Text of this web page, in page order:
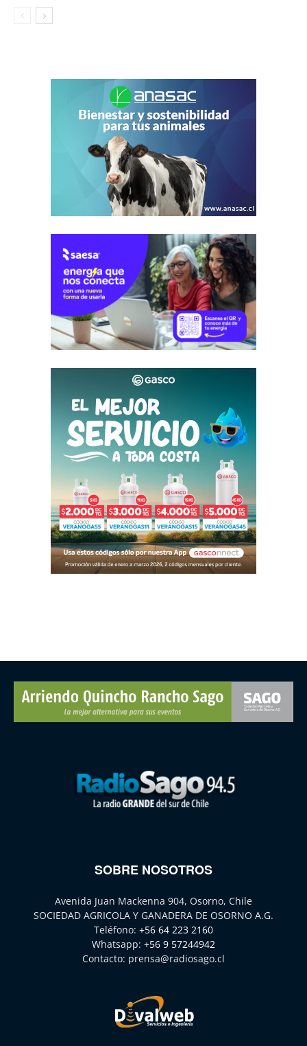
SOBRE NOSOTROS
Avenida Juan Mackenna 904, Osorno, Chile
SOCIEDAD AGRICOLA Y GANADERA DE OSORNO A.G.
Teléfono: +56 64 223 2160
Whatsapp: +56 9 57244942
Contacto: prensa@radiosago.cl